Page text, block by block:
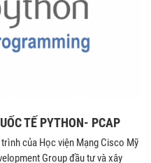
TẾ PYTHON- PCAP
của Học viện Mạng Cisco Mỹ
Group đầu tư và xây